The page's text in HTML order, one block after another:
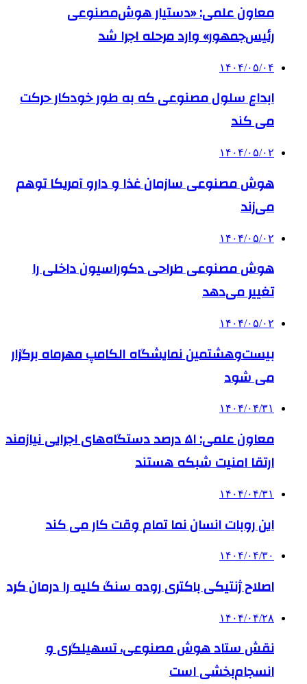
معاون علمی: «دستیار هوش‌مصنوعی
رئیس‌جمهور» وارد مرحله اجرا شد
۱۴۰۴/۰۵/۰۴
ابداع سلول مصنوعی که به طور خودکار حرکت
می کند
۱۴۰۴/۰۵/۰۲
هوش مصنوعی سازمان غذا و دارو آمریکا توهم
می‌زند
۱۴۰۴/۰۵/۰۲
هوش مصنوعی طراحی دکوراسیون داخلی را
تغییر می‌دهد
۱۴۰۴/۰۵/۰۲
بیست‌وهشتمین نمایشگاه الکامپ مهرماه برگزار
می شود
۱۴۰۴/۰۴/۳۱
معاون علمی: ۵۱ درصد دستگاه‌های اجرایی نیازمند
ارتقا امنیت شبکه هستند
۱۴۰۴/۰۴/۳۱
این روبات انسان نما تمام وقت کار می کند
۱۴۰۴/۰۴/۳۰
اصلاح ژنتیکی باکتری روده سنگ کلیه را درمان کرد
۱۴۰۴/۰۴/۲۸
نقش ستاد هوش مصنوعی، تسهیلگری و
انسجام‌بخشی است